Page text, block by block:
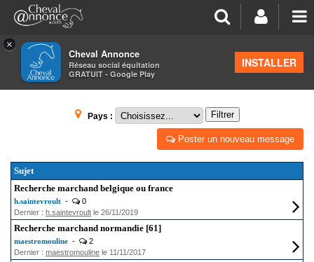
×
Cheval Annonce
Réseau social équitation
GRATUIT - Google Play
INSTALLER
>Petites annonces
MARCHANDS ET ÉLEVAGES DE CHEVAUX
Pays : Filtrer
Poster un nouveau message
Sujet
Recherche marchand belgique ou france
h.saintevroult -
0
Dernier : h.saintevroult le 26/11/2019
Recherche marchand normandie [61]
maestromouline -
2
Dernier : maestromouline le 11/11/2017